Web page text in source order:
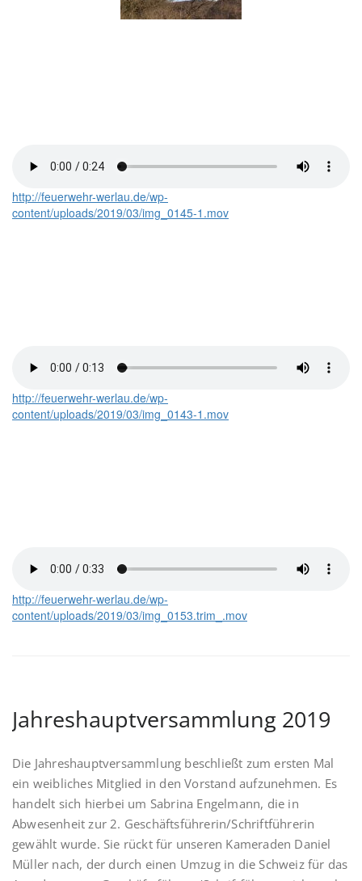
http://feuerwehr-werlau.de/wp-
content/uploads/2019/03/img_0145-1.mov
http://feuerwehr-werlau.de/wp-
content/uploads/2019/03/img_0143-1.mov
http://feuerwehr-werlau.de/wp-
content/uploads/2019/03/img_0153.trim_.mov
Jahreshauptversammlung 2019
Die Jahreshauptversammlung beschließt zum ersten Mal
ein weibliches Mitglied in den Vorstand aufzunehmen. Es
handelt sich hierbei um Sabrina Engelmann, die in
Abwesenheit zur 2. Geschäftsführerin/Schriftführerin
gewählt wurde. Sie rückt für unseren Kameraden Daniel
Müller nach, der durch einen Umzug in die Schweiz für das